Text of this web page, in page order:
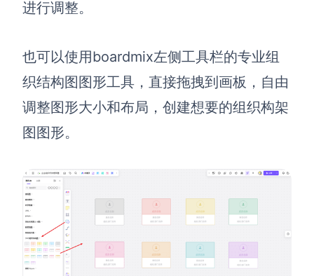
进行调整。
也可以使用boardmix左侧工具栏的专业组
织结构图图形工具，直接拖拽到画板，自由
调整图形大小和布局，创建想要的组织构架
图图形。